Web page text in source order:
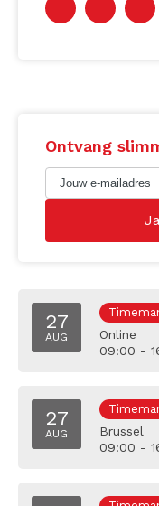
Ontvang
27
AUG
Online
09:00 -
27
AUG
Brussel
09:00 -